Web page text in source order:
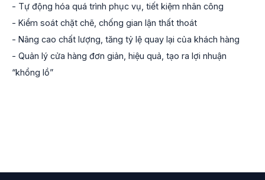
- Tự động hóa quá trình phục vụ, tiết kiệm nhân công
- Kiểm soát chặt chẽ, chống gian lận thất thoát
- Nâng cao chất lượng, tăng tỷ lệ quay lại của khách hàng
- Quản lý cửa hàng đơn giản, hiệu quả, tạo ra lợi nhuận
“khổng lồ”